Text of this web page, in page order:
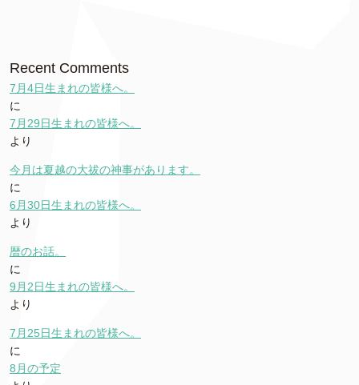
Recent Comments
7月4日生まれの皆様へ。
に
7月29日生まれの皆様へ。
より
今月は夏越の大祓の神事があります。
に
6月30日生まれの皆様へ。
より
暦のお話。
に
9月2日生まれの皆様へ。
より
7月25日生まれの皆様へ。
に
8月の予定